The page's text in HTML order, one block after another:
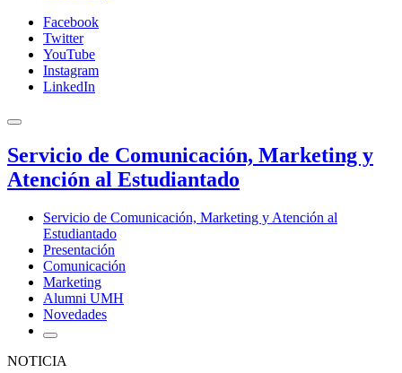
Facebook
Twitter
YouTube
Instagram
LinkedIn
Servicio de Comunicación, Marketing y
Atención al Estudiantado
Servicio de Comunicación, Marketing y Atención al
Estudiantado
Presentación
Comunicación
Marketing
Alumni UMH
Novedades
NOTICIA